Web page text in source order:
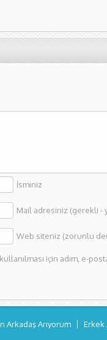
İsminiz
Mail adresiniz (gerekli -
Web siteniz (zorunlu
için adım, e-
Arkadaş Arıyorum Erkek